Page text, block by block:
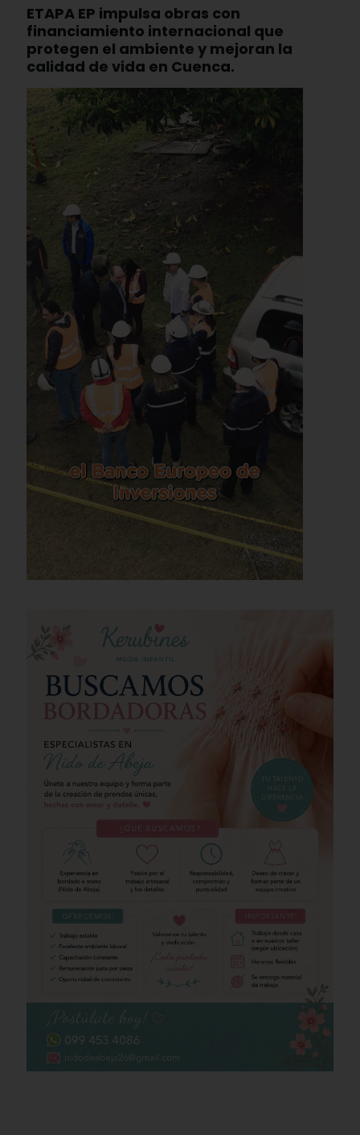
ETAPA EP impulsa obras con
financiamiento internacional que
protegen el ambiente y mejoran la
calidad de vida en Cuenca.